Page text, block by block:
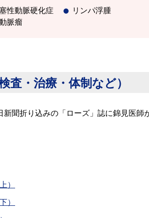
性動脈硬化症
脈瘤
リンパ浮腫
査・治療・体制など）
新聞折り込みの「ローズ」誌に錦見医師
）
）